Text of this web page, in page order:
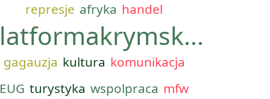
represje afryka handel
gagauzja kultura komunikacja
EUG turystyka wspolpraca mfw